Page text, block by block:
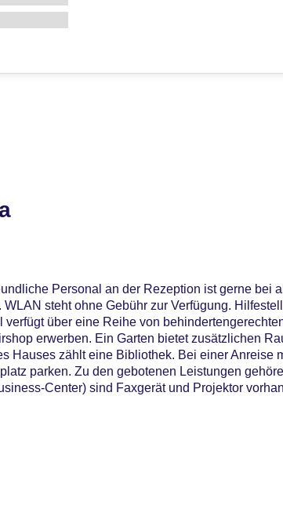
Personal an der Rezeption ist gerne bei
steht ohne Gebühr zur Verfügung.
über eine Reihe von
erwerben. Ein Garten bietet zusätzlichen
Hauses zählt eine Bibliothek. Bei einer Anreise
parken. Zu den gebotenen Leistungen
Center) sind Faxgerät und Projektor